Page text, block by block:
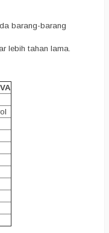
barang-barang
lebih tahan lama.